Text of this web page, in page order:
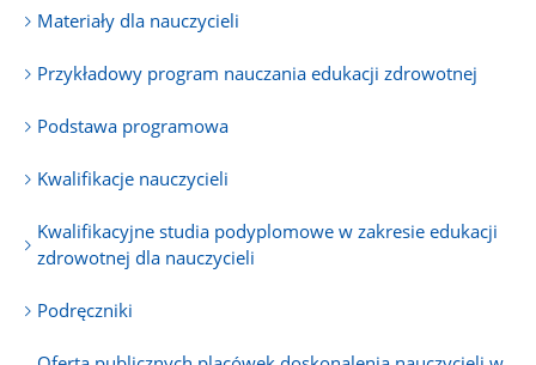
Materiały dla nauczycieli
Przykładowy program nauczania edukacji zdrowotnej
Podstawa programowa
Kwalifikacje nauczycieli
Kwalifikacyjne studia podyplomowe w zakresie edukacji
zdrowotnej dla nauczycieli
Podręczniki